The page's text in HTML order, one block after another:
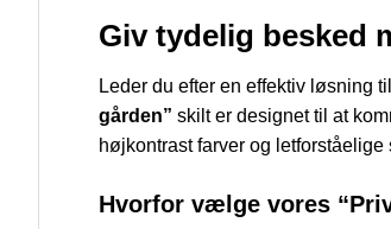
Giv tydelig besked
Leder du efter en effektiv løsning
gården” skilt er designet til at
højkontrast farver og
Hvorfor vælge vores